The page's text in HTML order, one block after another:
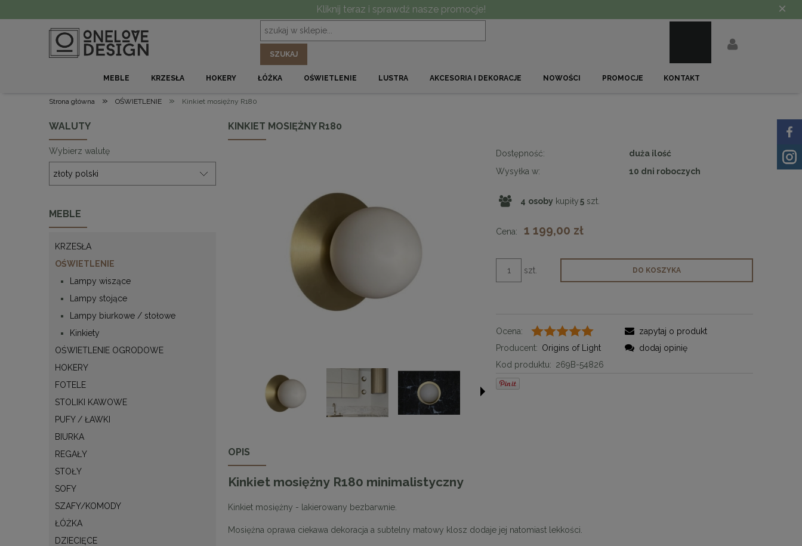
Kliknij teraz i sprawdź nasze promocje! ×
SZUKAJ
MEBLE KRZESŁA HOKERY ŁÓŻKA OŚWIETLENIE LUSTRA AKCESORIA I DEKORACJE NOWOŚCI PROMOCJE KONTAKT
Strona główna » OŚWIETLENIE » Kinkiet mosiężny R180
WALUTY
Wybierz walutę
MEBLE
KRZESŁA
OŚWIETLENIE
Lampy wiszące
Lampy stojące
Lampy biurkowe / stołowe
Kinkiety
OŚWIETLENIE OGRODOWE
HOKERY
FOTELE
STOLIKI KAWOWE
PUFY / ŁAWKI
BIURKA
REGAŁY
STOŁY
SOFY
SZAFY/KOMODY
ŁÓŻKA
DZIECIĘCE
KINKIET MOSIĘŻNY R180
Dostępność:
duża ilość
Wysyłka w:
10 dni roboczych
4 osoby kupiły 5 szt.
Cena: 1 199,00 zł
szt. DO KOSZYKA
Ocena:
Producent: Origins of Light
Kod produktu: 269B-54826
zapytaj o produkt
dodaj opinię
OPIS
Kinkiet mosiężny R180 minimalistyczny
Kinkiet mosiężny - lakierowany bezbarwnie.
Mosiężna oprawa ciekawa dekoracja a subtelny matowy klosz dodaje jej natomiast lekkości.